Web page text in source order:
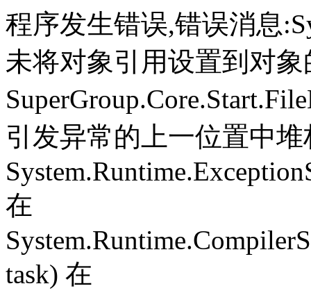
程序发生错误,错误消息
未将对象引用设置到对
引发异常的上一位置中
在
task) 在